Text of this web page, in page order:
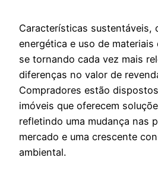
Características sustentáveis,
energética e uso de
se tornando cada vez mais
diferenças no valor de
Compradores estão
imóveis que oferecem
refletindo uma mudança nas
mercado e uma crescente
ambiental.